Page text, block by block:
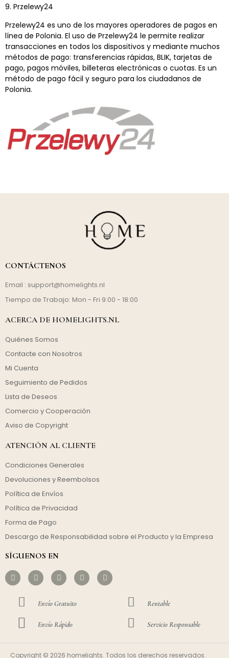
9. Przelewy24
Przelewy24 es uno de los mayores operadores de pagos en
línea de Polonia. El uso de Przelewy24 le permite realizar
transacciones en todos los dispositivos y mediante muchos
métodos de pago: transferencias rápidas, BLIK, tarjetas de
pago, pagos móviles, billeteras electrónicas o cuotas. Es un
método de pago fácil y seguro para los ciudadanos de
Polonia.
CONTÁCTENOS
Email : support@homelights.nl
Tiempo de Trabajo: Mon - Fri 9:00 - 18:00
ACERCA DE HOMELIGHTS.NL
Quiénes Somos
Contacte con Nosotros
Mi Cuenta
Seguimiento de Pedidos
Lista de Deseos
Comercio y Cooperación
Aviso de Copyright
ATENCIÓN AL CLIENTE
Condiciones Generales
Devoluciones y Reembolsos
Política de Envíos
Política de Privacidad
Forma de Pago
Descargo de Responsabilidad sobre el Producto y la Empresa
SÍGUENOS EN
Envío Gratuito Rentable
Envío Rápido Servicio Responsable
Copyright © 2026 homelights. Todos los derechos reservados.